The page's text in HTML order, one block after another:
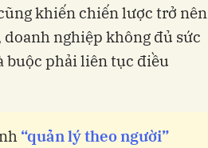
khiến chiến lược trở nên
nghiệp không đủ sức
buộc phải liên tục điều
“quản lý theo người”